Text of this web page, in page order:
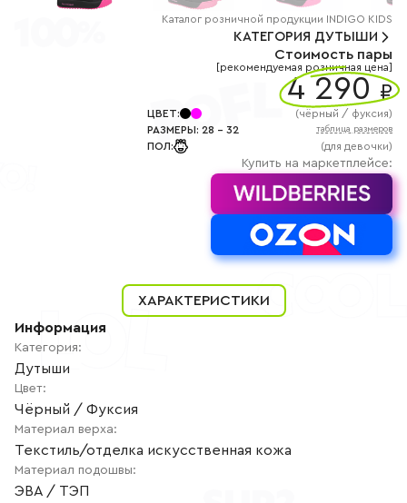
+7
Каталог розничной продукции INDIGO KIDS
КАТЕГОРИЯ ДУТЫШИ
Стоимость пары
[рекомендуемая розничная цена]
4 290 ₽
ЦВЕТ: (чёрный / фуксия)
РАЗМЕРЫ: 28 - 32 таблица размеров
ПОЛ: (для девочки)
Купить на маркетплейсе:
ХАРАКТЕРИСТИКИ
Информация
Категория:
Дутыши
Цвет:
Чёрный / Фуксия
Материал верха:
Текстиль/отделка искусственная кожа
Материал подошвы:
ЭВА / ТЭП